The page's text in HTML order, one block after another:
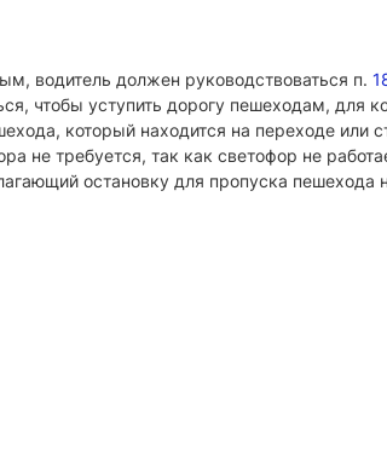
водитель должен руководствоваться п.
чтобы уступить дорогу пешеходам, для
который находится на переходе или
не требуется, так как светофор не
остановку для пропуска пешехода